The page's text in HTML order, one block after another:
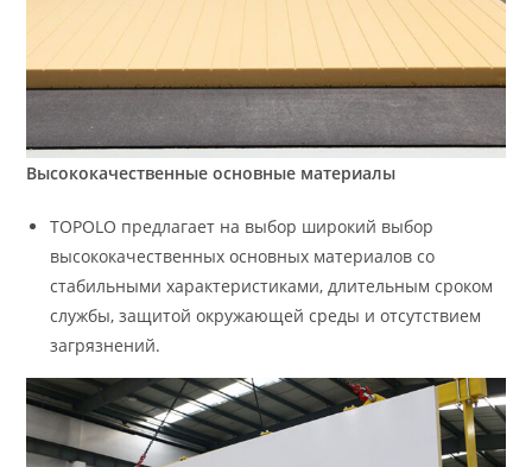
Высококачественные основные материалы
TOPOLO предлагает на выбор широкий выбор
высококачественных основных материалов со
стабильными характеристиками, длительным сроком
службы, защитой окружающей среды и отсутствием
загрязнений.